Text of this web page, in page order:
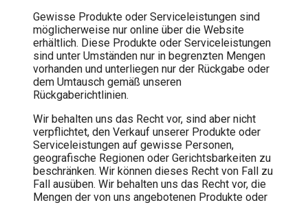
Gewisse Produkte oder Serviceleistungen sind
möglicherweise nur online über die Website
erhältlich. Diese Produkte oder Serviceleistungen
sind unter Umständen nur in begrenzten Mengen
vorhanden und unterliegen nur der Rückgabe oder
dem Umtausch gemäß unseren
Rückgaberichtlinien.
Wir behalten uns das Recht vor, sind aber nicht
verpflichtet, den Verkauf unserer Produkte oder
Serviceleistungen auf gewisse Personen,
geografische Regionen oder Gerichtsbarkeiten zu
beschränken. Wir können dieses Recht von Fall zu
Fall ausüben. Wir behalten uns das Recht vor, die
Mengen der von uns angebotenen Produkte oder